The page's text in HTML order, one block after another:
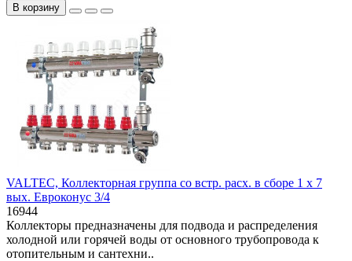
В корзину
VALTEC, Коллекторная группа со встр. расх. в сборе 1 х 7
вых. Eвроконус 3/4
16944
Коллекторы предназначены для подвода и распределения
холодной или горячей воды от основного трубопровода к
отопительным и сантехни..